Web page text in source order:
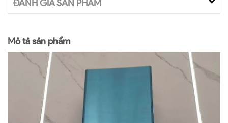
ĐÁNH GIÁ SẢN PHẨM
Mô tả sản phẩm